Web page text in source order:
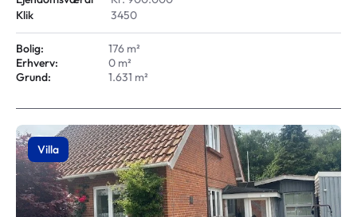
Klik
3450
Bolig:
176 m²
Erhverv:
0 m²
Grund:
1.631 m²
Villa